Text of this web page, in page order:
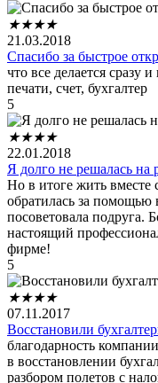
★★★★
21.03.2018
Спасибо за быстрое
что все делается сразу
печати, счет, бухгалтер
5
★★★★
22.01.2018
Я долго не решалась на
Но в итоге жить вместе
обратилась за
посоветовала подруга.
настоящий
фирме!
5
★★★★
07.11.2017
Восстановили
благодарность
в восстановлении
разбором полетов с